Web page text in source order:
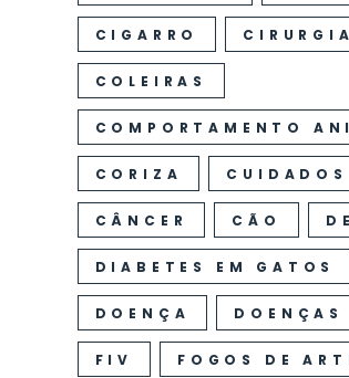
CIGARRO CIRURGIA
COLEIRAS
COMPORTAMENTO
CORIZA CUIDADOS
CÂNCER CÃO
DIABETES EM GATOS
DOENÇA DOENÇAS
FIV FOGOS DE